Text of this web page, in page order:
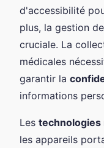
d'accessibilité
plus, la gestion
cruciale. La
médicales
garantir la
informations
Les technologies
les appareils